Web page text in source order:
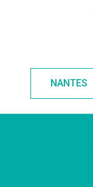
NANTES